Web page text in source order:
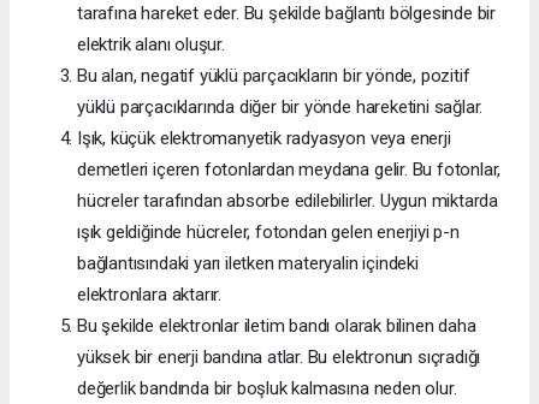
tarafına hareket eder. Bu şekilde bağlantı bölgesinde bir
elektrik alanı oluşur.
Bu alan, negatif yüklü parçacıkların bir yönde, pozitif
yüklü parçacıklarında diğer bir yönde hareketini sağlar.
Işık, küçük elektromanyetik radyasyon veya enerji
demetleri içeren fotonlardan meydana gelir. Bu fotonlar,
hücreler tarafından absorbe edilebilirler. Uygun miktarda
ışık geldiğinde hücreler, fotondan gelen enerjiyi p-n
bağlantısındaki yarı iletken materyalin içindeki
elektronlara aktarır.
Bu şekilde elektronlar iletim bandı olarak bilinen daha
yüksek bir enerji bandına atlar. Bu elektronun sıçradığı
değerlik bandında bir boşluk kalmasına neden olur.